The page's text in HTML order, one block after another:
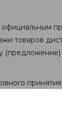
официальным
товаров
факт